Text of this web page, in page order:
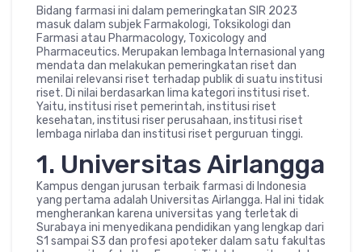
Bidang farmasi ini dalam pemeringkatan SIR 2023
masuk dalam subjek Farmakologi, Toksikologi dan
Farmasi atau Pharmacology, Toxicology and
Pharmaceutics. Merupakan lembaga Internasional yang
mendata dan melakukan pemeringkatan riset dan
menilai relevansi riset terhadap publik di suatu institusi
riset. Di nilai berdasarkan lima kategori institusi riset.
Yaitu, institusi riset pemerintah, institusi riset
kesehatan, institusi riser perusahaan, institusi riset
lembaga nirlaba dan institusi riset perguruan tinggi.
1. Universitas Airlangga
Kampus dengan jurusan terbaik farmasi di Indonesia
yang pertama adalah Universitas Airlangga. Hal ini tidak
mengherankan karena universitas yang terletak di
Surabaya ini menyedikana pendidikan yang lengkap dari
S1 sampai S3 dan profesi apoteker dalam satu fakultas